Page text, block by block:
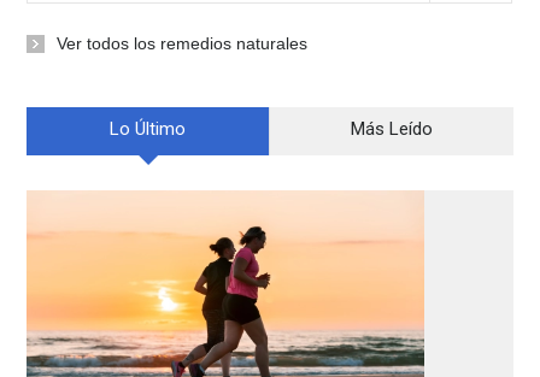
Ver todos los remedios naturales
Lo Último Más Leído